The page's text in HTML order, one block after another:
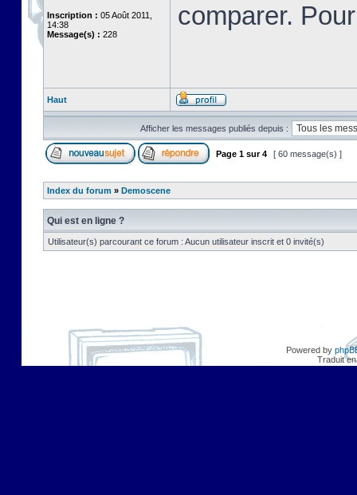
Inscription : 05 Août 2011,
14:38
Message(s) : 228
comparer.
Haut
Afficher les messages publiés depuis :
Page 1 sur4 [ 60 message(s) ]
Index du forum » Demoscene
Qui est en ligne ?
Utilisateur(s) parcourant ce forum : Aucun utilisateur inscrit et 0 invité(s)
Powered by
Traduit